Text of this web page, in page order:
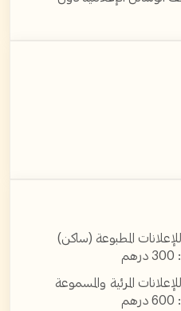
المطبوعة (ساكن)
المرئية والمسموعة